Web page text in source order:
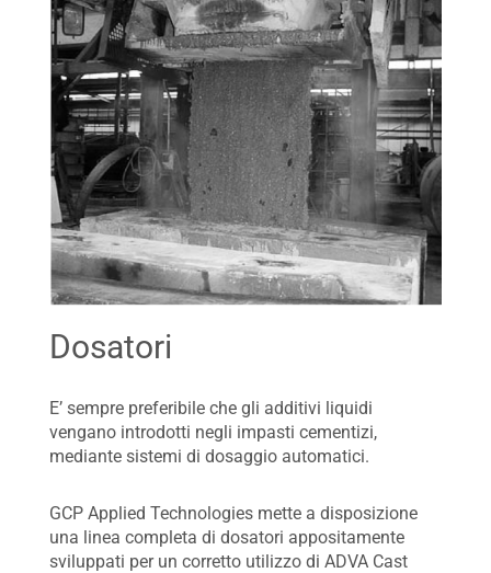
Dosatori
E’ sempre preferibile che gli additivi liquidi
vengano introdotti negli impasti cementizi,
mediante sistemi di dosaggio automatici.
GCP Applied Technologies mette a disposizione
una linea completa di dosatori appositamente
sviluppati per un corretto utilizzo di ADVA Cast